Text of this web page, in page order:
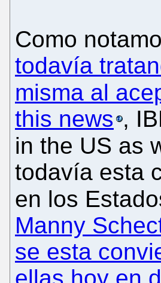
Como
todavía
misma al
this news ,
in the US as
todavía esta
en los
Manny
se esta